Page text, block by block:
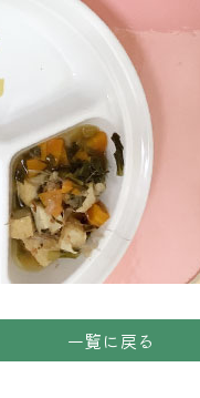
一覧に戻る